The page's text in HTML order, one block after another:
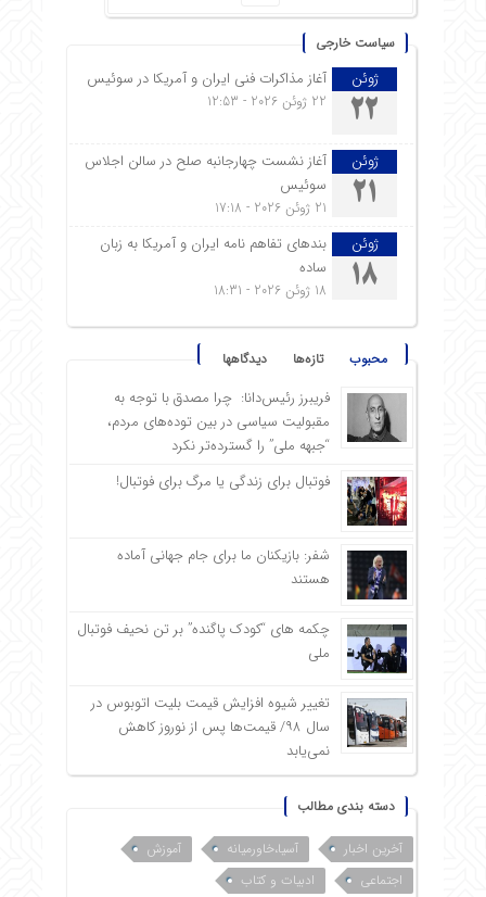
سیاست خارجی
ژوئن
22
آغاز مذاکرات فنی ایران و آمریکا در سوئیس
22 ژوئن 2026 - 12:53
ژوئن
21
آغاز نشست چهارجانبه صلح در سالن اجلاس
سوئیس
21 ژوئن 2026 - 17:18
ژوئن
18
بندهای تفاهم نامه ایران و آمریکا به زبان
ساده
18 ژوئن 2026 - 18:31
محبوب تازه‌ها دیدگاهها
فریبرز رئیس‌دانا: چرا مصدق با توجه به
مقبولیت سیاسی در بین توده‌های مردم،
“جبهه ملی” را گسترده‌تر نکرد
فوتبال برای زندگی یا مرگ برای فوتبال!
شفر: بازیکنان ما برای جام جهانی آماده
هستند
چکمه های “کودک پاگنده” بر تن نحیف فوتبال
ملی
تغییر شیوه افزایش قیمت بلیت اتوبوس در
سال ۹۸/ قیمت‌ها پس از نوروز کاهش
نمی‌یابد
دسته بندی مطالب
آخرین اخبار آسیا،خاورمیانه
آموزش
اجتماعی
ادبیات و کتاب